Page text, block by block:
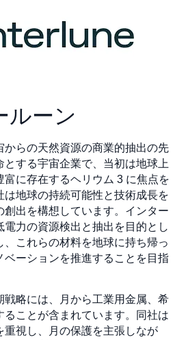
ルーン
からの天然資源の商業的抽出の先
する宇宙企業で、当初は地球上
富に存在するヘリウム 3 に焦点を
は地球の持続可能性と技術成長を
創出を構想しています。インター
電力の資源検出と抽出を目的とし
、これらの材料を地球に持ち帰っ
ベーションを推進することを目指
戦略には、月から工業用金属、希
ることが含まれています。同社は
重視し、月の保護を主張しなが